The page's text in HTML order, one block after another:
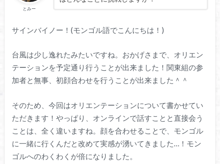
とみー
サインバイノー！(モンゴル語でこんにちは！)
台風は少し逸れたみたいですね。おかげさまで、オリエン
テーションを予定通り行うことが出来ました！関東組の参
加者と無事、初顔合わせを行うことが出来ました＾＾
そのため、今回はオリエンテーションについて書かせてい
ただきます！やっぱり、オンラインで話すことと直接会う
ことは、全く違いますね。顔を合わせることで、モンゴル
に一緒に行くんだと改めて実感が湧いてきました…！モン
ゴルへのわくわくが倍になりました。